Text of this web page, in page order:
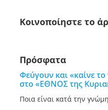
Κοινοποίηστε το
Πρόσφατα
Φεύγουν και «καίνε
στο «ΕΘΝΟΣ της
Ποια είναι κατά την